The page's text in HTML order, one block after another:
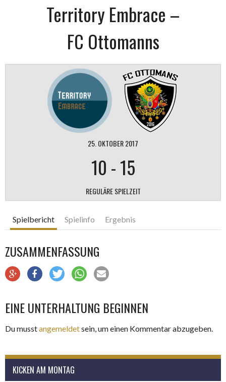
Territory Embrace –
FC Ottomanns
25. OKTOBER 2017
10 -15
REGULÄRE SPIELZEIT
Spielbericht Spielinfo Ergebnis
ZUSAMMENFASSUNG
EINE UNTERHALTUNG BEGINNEN
Du musstangemeldetsein, um einen Kommentar abzugeben.
KICKEN AM MONTAG